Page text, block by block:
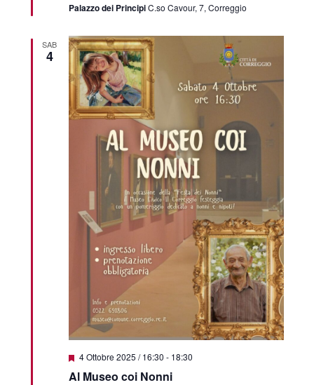
Palazzo dei PrincipiC.so Cavour, 7, Correggio
SAB
4
Featured
4 Ottobre 2025 / 16:30 - 18:30
Al Museo coi Nonni